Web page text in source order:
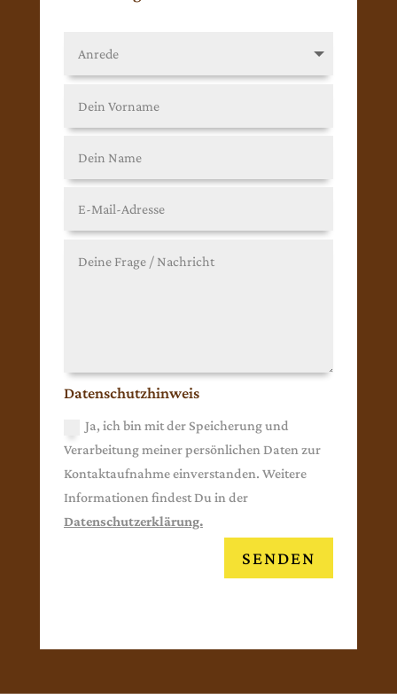
Datenschutzhinweis
Ja, ich bin mit der Speicherung und
Verarbeitung meiner persönlichen Daten zur
Kontaktaufnahme einverstanden. Weitere
Informationen findest Du in der
Datenschutzerklärung.
SENDEN